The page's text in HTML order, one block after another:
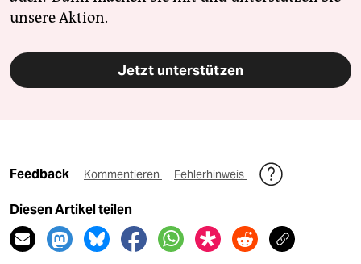
unsere Aktion.
Jetzt unterstützen
Feedback Kommentieren Fehlerhinweis
Diesen Artikel teilen